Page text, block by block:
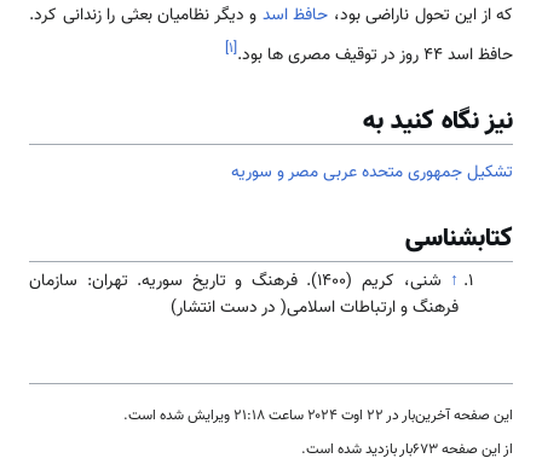
که از این تحول ناراضی بود، حافظ اسد و دیگر نظامیان بعثی را زندانی کرد.
حافظ اسد 44 روز در توقیف مصری ها بود.
[۱]
نیز نگاه کنید به
تشکیل جمهوری متحده عربی مصر و سوریه
کتابشناسی
↑
شنی، کریم (۱۴۰۰). فرهنگ و تاریخ سوریه. تهران: سازمان
فرهنگ و ارتباطات اسلامی( در دست انتشار)
این صفحه آخرین‌بار در ‏۲۲ اوت ۲۰۲۴ ساعت ‏۲۱:۱۸ ویرایش شده است.
از این صفحه ۶۷۳بار بازدید شده است.